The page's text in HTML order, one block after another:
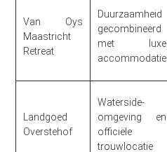
Van Oys
Maastricht
Retreat
Duurzaamheid
gecombineerd
met luxe
accommodatie
Landgoed
Overstehof
Waterside-
omgeving en
officiële
trouwlocatie